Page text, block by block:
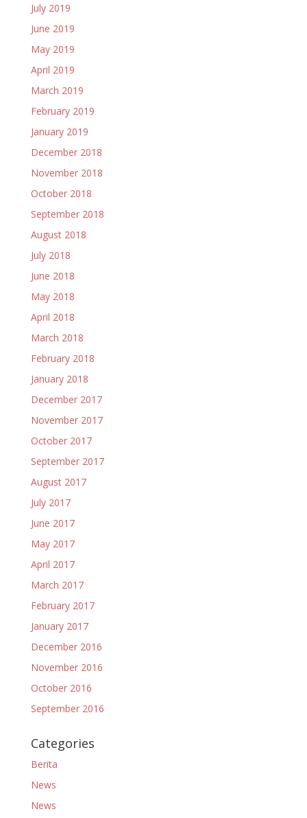
July 2019
June 2019
May 2019
April 2019
March 2019
February 2019
January 2019
December 2018
November 2018
October 2018
September 2018
August 2018
July 2018
June 2018
May 2018
April 2018
March 2018
February 2018
January 2018
December 2017
November 2017
October 2017
September 2017
August 2017
July 2017
June 2017
May 2017
April 2017
March 2017
February 2017
January 2017
December 2016
November 2016
October 2016
September 2016
Categories
Berita
News
News